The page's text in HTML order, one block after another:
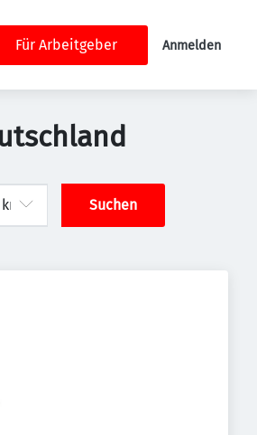
Für Arbeitgeber Anmelden
Suchen